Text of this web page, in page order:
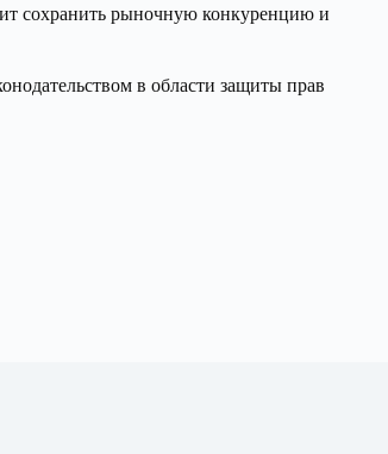
сохранить рыночную конкуренцию и
в области защиты прав